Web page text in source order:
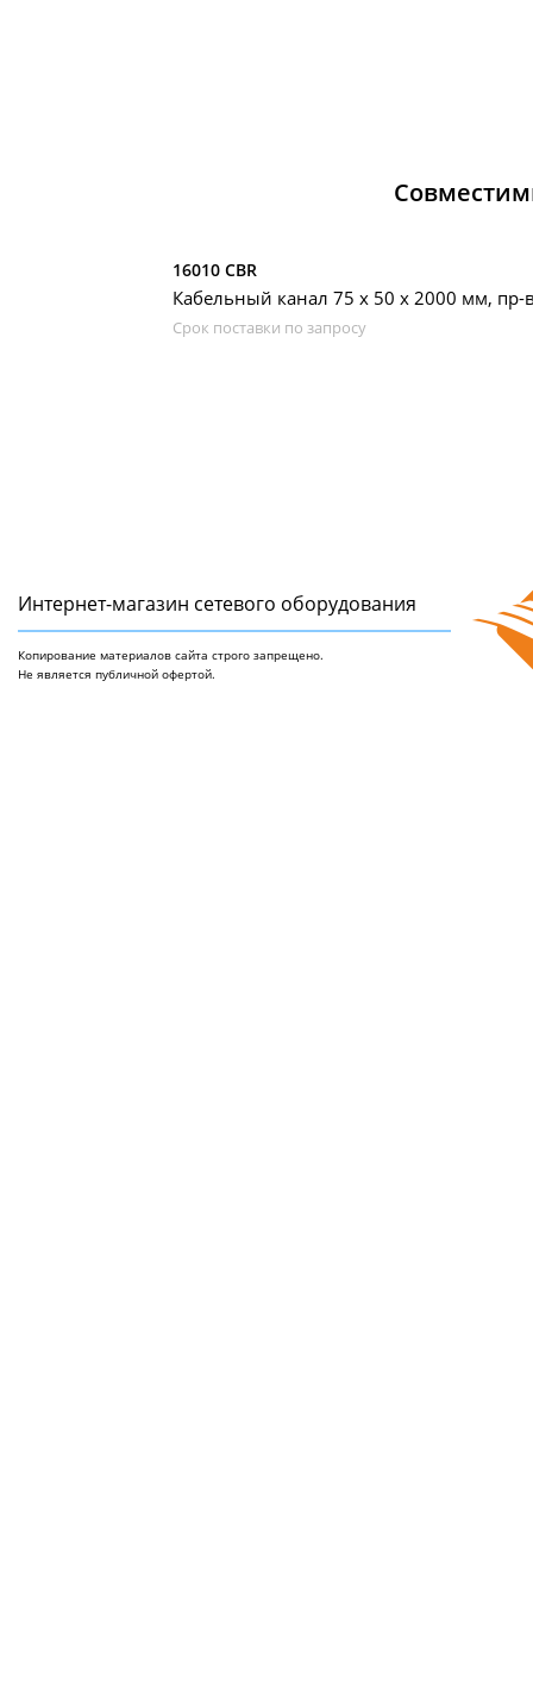
16010 CBR
Кабельный канал 75 х 50 x 2000 мм, пр-
Срок поставки по запросу
Интернет-магазин сетeвого оборудования
Копирование материалов сайта строго запрещено.
Не является публичной офертой.